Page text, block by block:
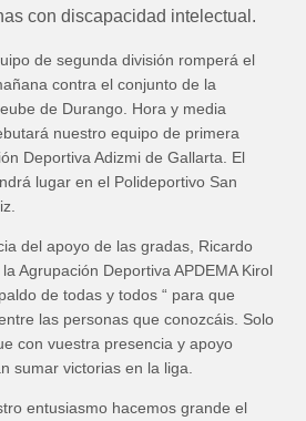
con discapacidad intelectual.
de segunda división romperá el
contra el conjunto de la
de Durango. Hora y media
nuestro equipo de primera
Deportiva Adizmi de Gallarta. El
lugar en el Polideportivo San
del apoyo de las gradas, Ricardo
Agrupación Deportiva APDEMA Kirol
de todas y todos “ para que
las personas que conozcáis. Solo
con vuestra presencia y apoyo
sumar victorias en la liga.
entusiasmo hacemos grande el